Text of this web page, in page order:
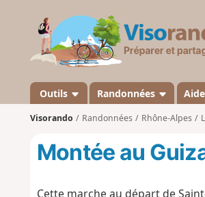
Outils Randonnées
Visorando Randonnées Rhône-Alpes
Montée au
Cette marche au départ de